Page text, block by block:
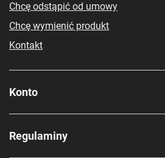
Chcę odstąpić od umowy
Chcę wymienić produkt
Kontakt
Konto
Regulaminy